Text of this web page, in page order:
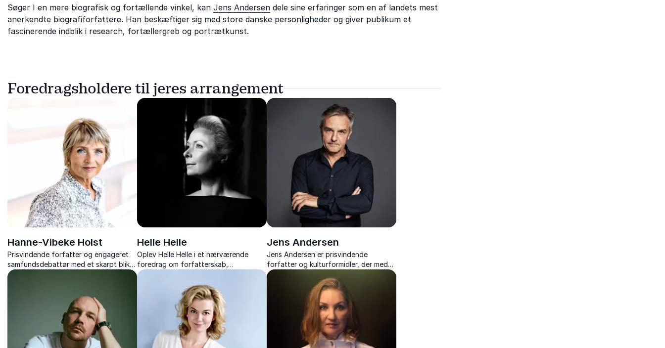
Søger I en mere biografisk og fortællende vinkel, kan Jens Andersen dele sine erfaringer som en af landets mest
anerkendte biografiforfattere. Han beskæftiger sig med store danske personligheder og giver publikum et
fascinerende indblik i research, fortællergreb og portrætkunst.
Foredragsholdere til jeres arrangement
Hanne-Vibeke Holst
Prisvindende forfatter og engageret
samfundsdebattør med et skarpt blik
for menneskelige og politiske dramaer.
Helle Helle
Oplev Helle Helle i et nærværende
foredrag om forfatterskab,
skriveproces og livet bag hendes
prisvindende litteratur.
Jens Andersen
Jens Andersen er prisvindende
forfatter og kulturformidler, der med
levende fortællinger bringer ikoniske
personligheder som H.C. Andersen og
Kim Larsen til live.